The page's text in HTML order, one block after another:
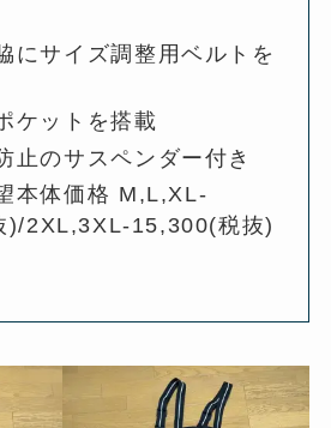
にサイズ調整用ベルトを
ケットを搭載
止のサスペンダー付き
本体価格 M,L,XL-
)/2XL,3XL-15,300(税抜)